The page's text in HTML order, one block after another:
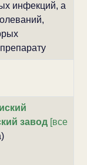
инфекций, а
завод[все